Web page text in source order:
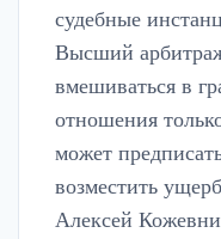
судебные
Высший
вмешиваться в
отношения
может
возместить
Алексей